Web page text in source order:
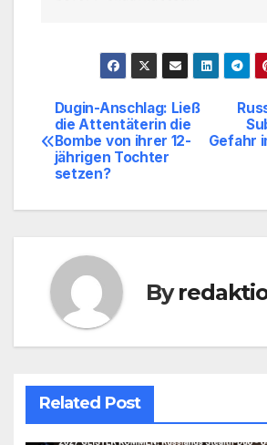
Gefahr
Dugin-Anschlag: Ließ
die Attentäterin die
Bombe von ihrer 12-
jährigen Tochter
setzen?
By
Related Post